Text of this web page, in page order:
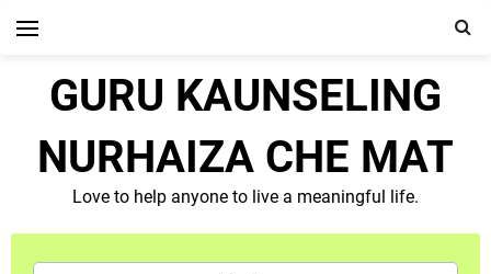
GURU KAUNSELING
NURHAIZA CHE MAT
Love to help anyone to live a meaningful life.